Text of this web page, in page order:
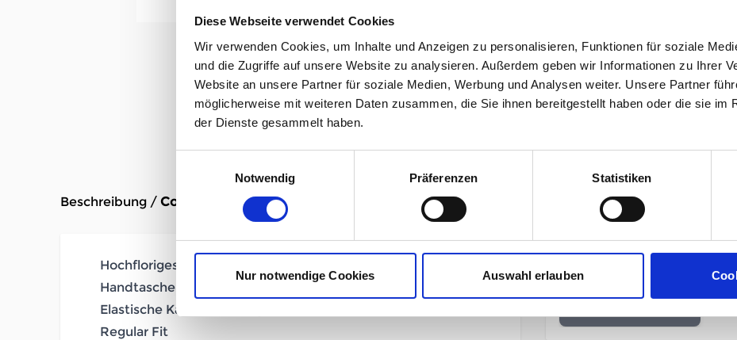
Diese Webseite verwendet Cookies
Wir verwenden Cookies, um Inhalte und Anzeigen zu personalisieren, Funktionen für soziale
und die Zugriffe auf unsere Website zu analysieren. Außerdem geben wir Informationen zu Ihrer
Website an unsere Partner für soziale Medien, Werbung und Analysen weiter. Unsere Partner
möglicherweise mit weiteren Daten zusammen, die Sie ihnen bereitgestellt haben oder die sie im
der Dienste gesammelt haben.
Notwendig
Präferenzen Statistiken
Nur notwendige Cookies Auswahl erlauben
UVP149,95 €
unser Preis ab:119,96 € -20
Beschreibung / Cotopaxi Bacano Fleece Vest Herren deep sea
Hochfloriges Fleece
Handtaschen mit sichtbaren Reißverschlüssen
Elastische Kantenbindung an Ärmelbündchen und Saum
Regular Fit
Mehr Informationen